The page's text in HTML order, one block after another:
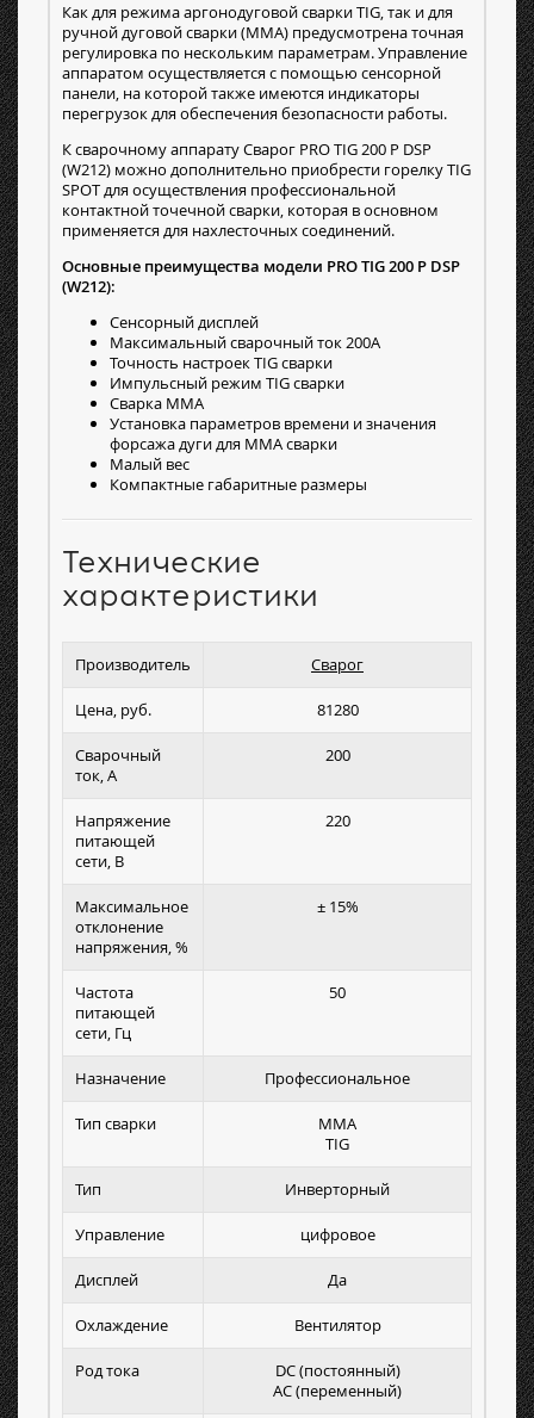
Как для режима аргонодуговой сварки TIG, так и для
ручной дуговой сварки (MMA) предусмотрена точная
регулировка по нескольким параметрам. Управление
аппаратом осуществляется с помощью сенсорной
панели, на которой также имеются индикаторы
перегрузок для обеспечения безопасности работы.
К сварочному аппарату Сварог PRO TIG 200 P DSP
(W212) можно дополнительно приобрести горелку TIG
SPOT для осуществления профессиональной
контактной точечной сварки, которая в основном
применяется для нахлесточных соединений.
Основные преимущества модели PRO TIG 200 P DSP
(W212):
Сенсорный дисплей
Максимальный сварочный ток 200А
Точность настроек TIG сварки
Импульсный режим TIG сварки
Сварка MMA
Установка параметров времени и значения
форсажа дуги для MMA сварки
Малый вес
Компактные габаритные размеры
Технические
характеристики
Производитель Сварог
Цена, руб. 81280
Сварочный
ток, А
200
Напряжение
питающей
сети, В
220
Максимальное
отклонение
напряжения, %
± 15%
Частота
питающей
сети, Гц
50
Назначение Профессиональное
Тип сварки
MMA
TIG
Тип Инверторный
Управление цифровое
Дисплей Да
Охлаждение Вентилятор
Род тока
DC (постоянный)
AC (переменный)